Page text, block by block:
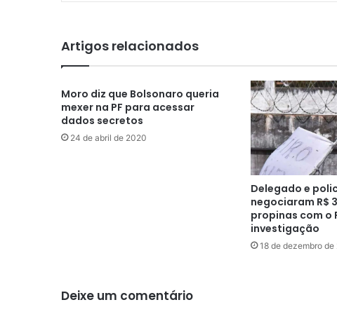
Artigos relacionados
Moro diz que Bolsonaro queria
mexer na PF para acessar
dados secretos
24 de abril de 2020
Delegado e
negociaram R$
propinas com o
investigação
18 de dezembro de
Deixe um comentário